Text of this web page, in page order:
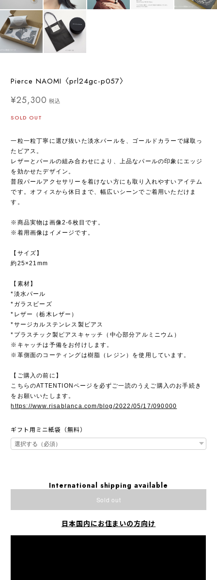
Pierce NAOMI〈prl24gc-p057〉
¥25,300 税込
SOLD OUT
一粒一粒丁寧に選び抜いた淡水パールを、ゴールドカラーで縁取っ
たピアス。
レザーとパールの組み合わせにより、上品なパールの印象にエッジ
を効かせたデザイン。
普段パールアクセサリーを着けない方にも取り入れやすいアイテム
です。オフィスから休日まで、幅広いシーンでご着用いただけま
す。
※商品実物は画像2-6枚目です。
※着用画像はイメージです。
【サイズ】
約25×21mm
【素材】
*淡水パール
*ガラスビーズ
*レザー（栃木レザー）
*サージカルステンレス製ピアス
*プラスチック製ピアスキャッチ（中心部分アルミニウム）
※キャッチは予備をお付けします。
※革側面のコーティングは樹脂（レジン）を使用しています。
【ご購入の前に】
こちらのATTENTIONページを必ずご一読のうえご購入のお手続き
をお願いいたします。
https://www.risablanca.com/blog/2022/05/17/090000
ギフト用ミニ紙袋（無料）
International shipping available
Sold out
日本国内にお住まいの方向け